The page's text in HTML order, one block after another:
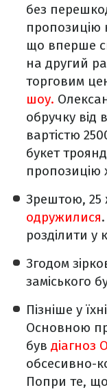
без
пропозицію
що вперше
на другий
торговим
шоу.
обручку від
вартістю
букет
пропозицію
Зрештою, 25
одружилися
розділити у
Згодом
заміського
Пізніше у
Основною
був діагноз
обсесивно-
Попри те,